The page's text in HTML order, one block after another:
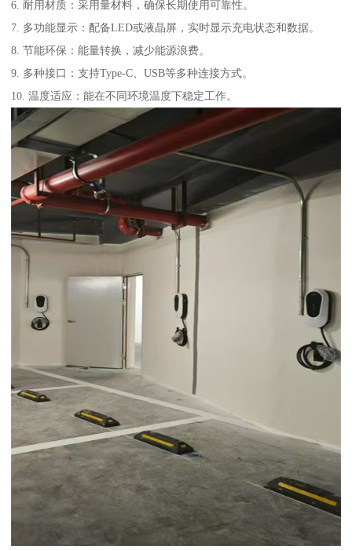
6. 耐用材质：采用量材料，确保长期使用可靠性。
7. 多功能显示：配备LED或液晶屏，实时显示充电状态和数据。
8. 节能环保：能量转换，减少能源浪费。
9. 多种接口：支持Type-C、USB等多种连接方式。
10. 温度适应：能在不同环境温度下稳定工作。